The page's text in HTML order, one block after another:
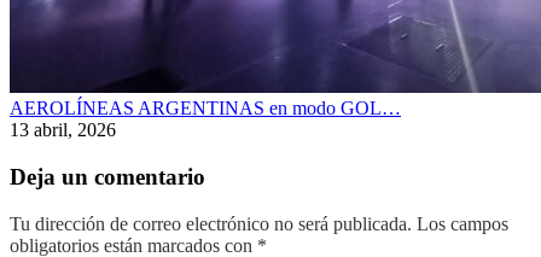
AEROLÍNEAS ARGENTINAS en modo GOL…
13 abril, 2026
Deja un comentario
Tu dirección de correo electrónico no será publicada. Los campos
obligatorios están marcados con *